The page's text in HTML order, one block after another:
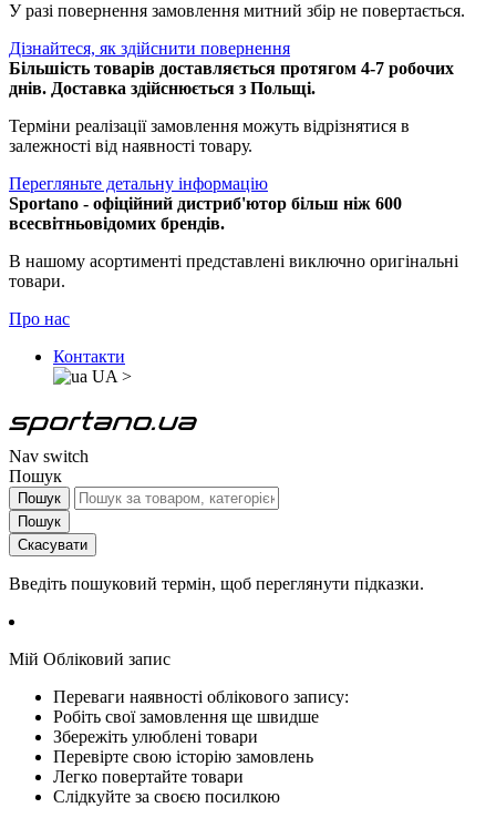
У разі повернення замовлення митний збір не повертається.
Дізнайтеся, як здійснити повернення
Більшість товарів доставляється протягом 4-7 робочих
днів. Доставка здійснюється з Польщі.
Терміни реалізації замовлення можуть відрізнятися в
залежності від наявності товару.
Перегляньте детальну інформацію
Sportano - офіційний дистриб'ютор більш ніж 600
всесвітньовідомих брендів.
В нашому асортименті представлені виключно оригінальні
товари.
Про нас
Контакти
UA >
Nav switch
Пошук
Пошук
Пошук
Скасувати
Введіть пошуковий термін, щоб переглянути підказки.
Мій Обліковий запис
Переваги наявності облікового запису:
Робіть свої замовлення ще швидше
Збережіть улюблені товари
Перевірте свою історію замовлень
Легко повертайте товари
Слідкуйте за своєю посилкою